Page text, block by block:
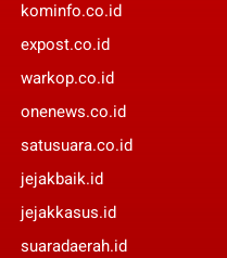
kominfo.co.id
expost.co.id
warkop.co.id
onenews.co.id
satusuara.co.id
jejakbaik.id
jejakkasus.id
suaradaerah.id